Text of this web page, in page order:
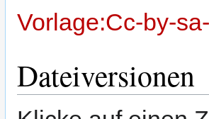
Vorlage:Cc-by-
Dateiversionen